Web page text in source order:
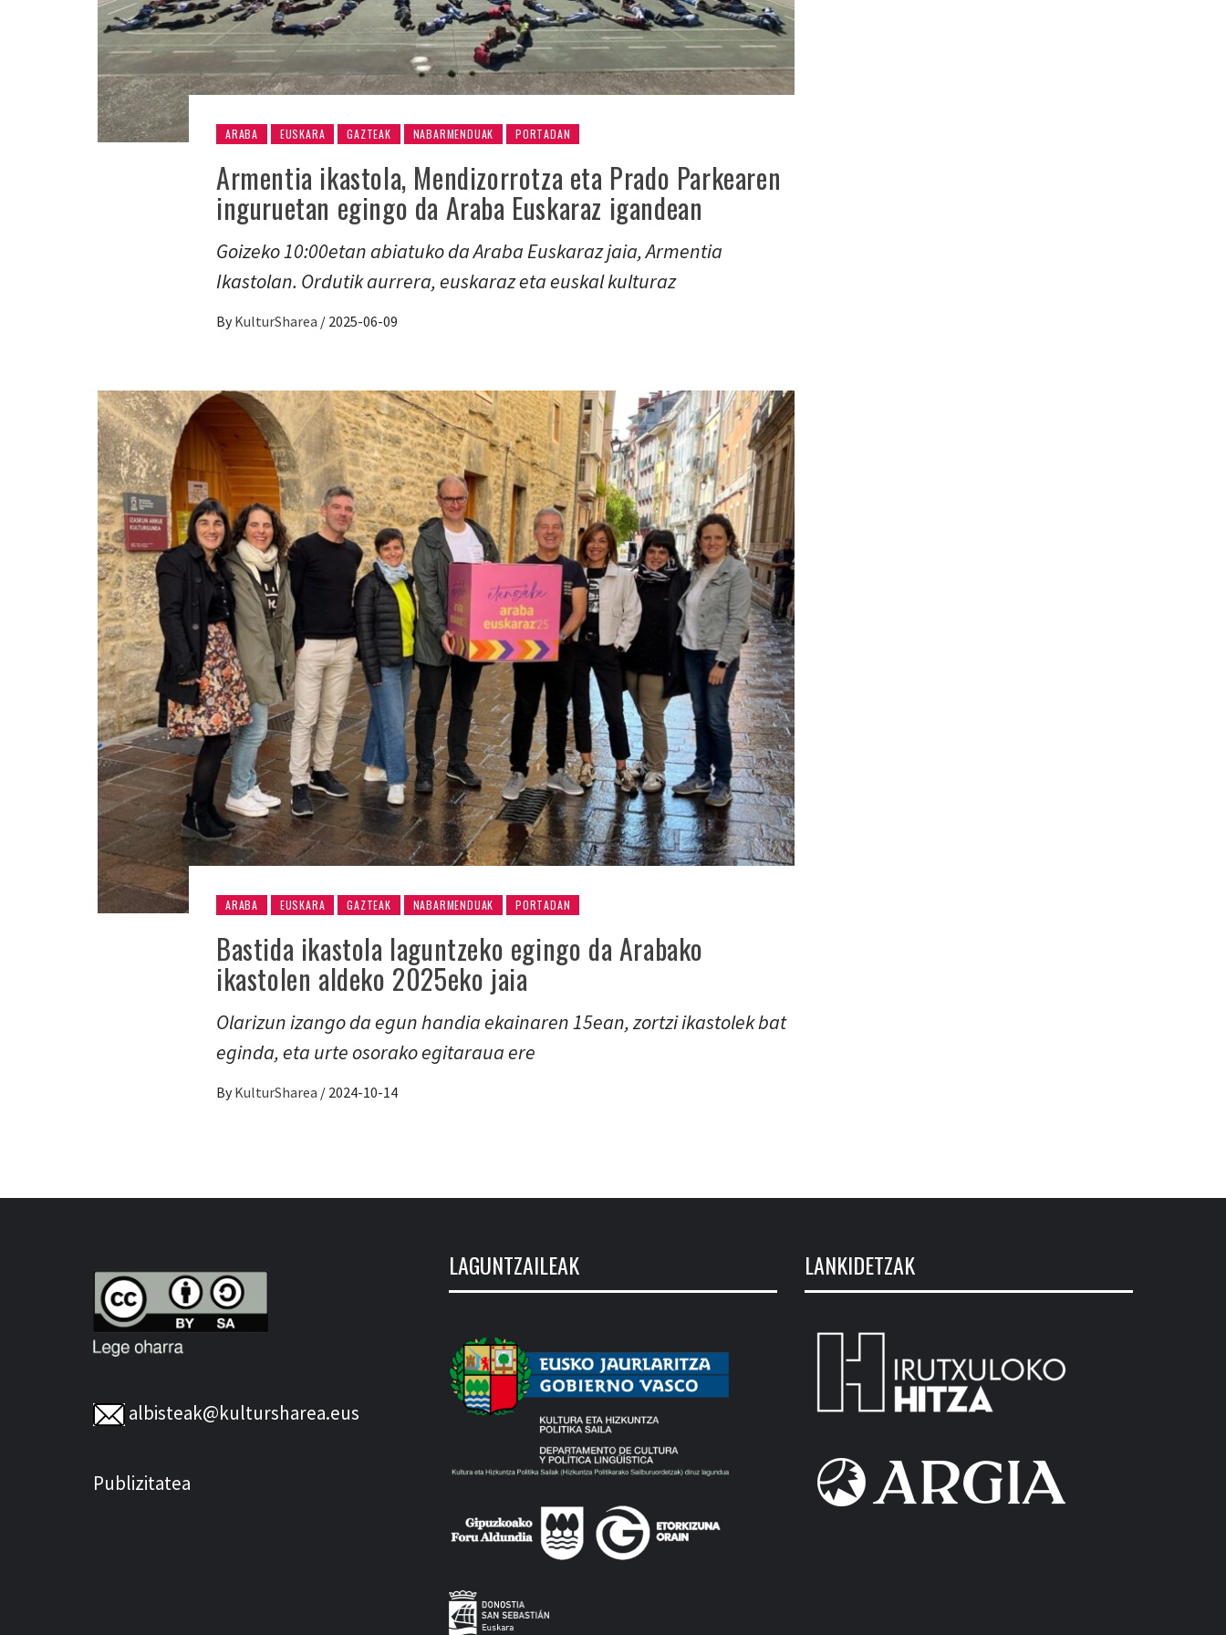
ARABA EUSKARA GAZTEAK NABARMENDUAK PORTADAN
Armentia ikastola, Mendizorrotza eta Prado Parkearen
inguruetan egingo da Araba Euskaraz igandean
Goizeko 10:00etan abiatuko da Araba Euskaraz jaia, Armentia
Ikastolan. Ordutik aurrera, euskaraz eta euskal kulturaz
By KulturSharea / 2025-06-09
ARABA EUSKARA GAZTEAK NABARMENDUAK PORTADAN
Bastida ikastola laguntzeko egingo da Arabako
ikastolen aldeko 2025eko jaia
Olarizun izango da egun handia ekainaren 15ean, zortzi ikastolek bat
eginda, eta urte osorako egitaraua ere
By KulturSharea / 2024-10-14
albisteak@kultursharea.eus
Publizitatea
LAGUNTZAILEAK LANKIDETZAK